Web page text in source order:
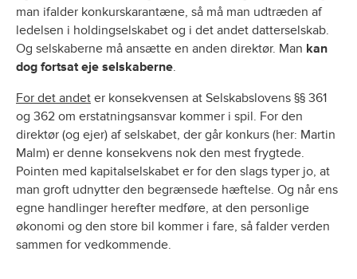
man ifalder konkurskarantæne, så må man udtræden af
ledelsen i holdingselskabet og i det andet datterselskab.
Og selskaberne må ansætte en anden direktør. Man kan
dog fortsat eje selskaberne.
For det andet er konsekvensen at Selskabslovens §§ 361
og 362 om erstatningsansvar kommer i spil. For den
direktør (og ejer) af selskabet, der går konkurs (her: Martin
Malm) er denne konsekvens nok den mest frygtede.
Pointen med kapitalselskabet er for den slags typer jo, at
man groft udnytter den begrænsede hæftelse. Og når ens
egne handlinger herefter medføre, at den personlige
økonomi og den store bil kommer i fare, så falder verden
sammen for vedkommende.